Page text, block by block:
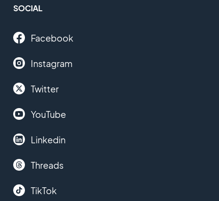
SOCIAL
Facebook
Instagram
Twitter
YouTube
Linkedin
Threads
TikTok